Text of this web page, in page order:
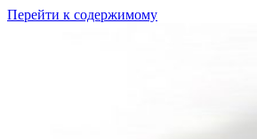
Перейти к содержимому